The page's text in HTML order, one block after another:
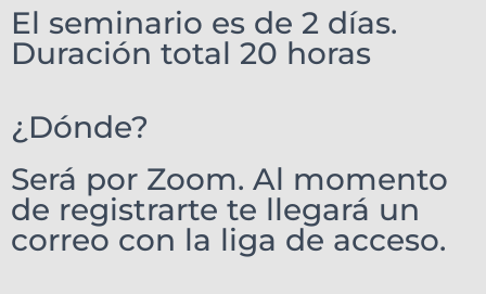
El seminario es de 2 días.
Duración total 20 horas
¿Dónde?
Será por Zoom. Al momento
de registrarte te llegará un
correo con la liga de acceso.